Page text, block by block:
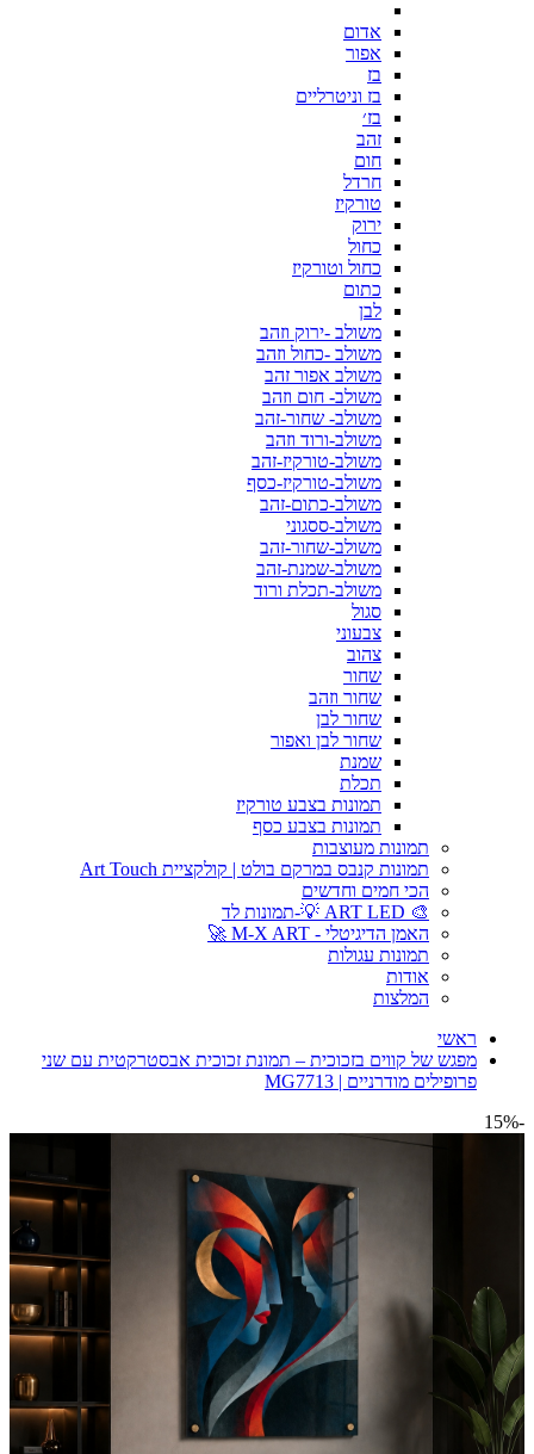
אדום
אפור
בז
בז וניטרליים
בז׳
זהב
חום
חרדל
טורקיז
ירוק
כחול
כחול וטורקיז
כתום
לבן
משולב -ירוק וזהב
משולב -כחול וזהב
משולב אפור זהב
משולב- חום וזהב
משולב- שחור-זהב
משולב-ורוד וזהב
משולב-טורקיז-זהב
משולב-טורקיז-כסף
משולב-כתום-זהב
משולב-ססגוני
משולב-שחור-זהב
משולב-שמנת-זהב
משולב-תכלת ורוד
סגול
צבעוני
צהוב
שחור
שחור וזהב
שחור לבן
שחור לבן ואפור
שמנת
תכלת
תמונות בצבע טורקיז
תמונות בצבע כסף
תמונות מעוצבות
תמונות קנבס במרקם בולט | קולקציית Art Touch
הכי חמים וחדשים
🎨 ART LED 💡-תמונות לד
האמן הדיגיטלי - M-X ART 🚀
תמונות עגולות
אודות
המלצות
ראשי
מפגש של קווים בזכוכית – תמונת זכוכית אבסטרקטית עם שני
פרופילים מודרניים | MG7713
-15%